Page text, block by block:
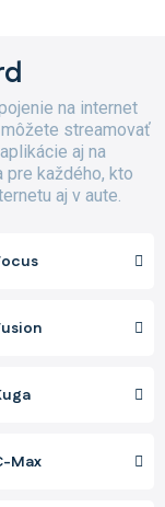
na internet
streamovať
aj na
pre každého, kto
aj v aute.
Max